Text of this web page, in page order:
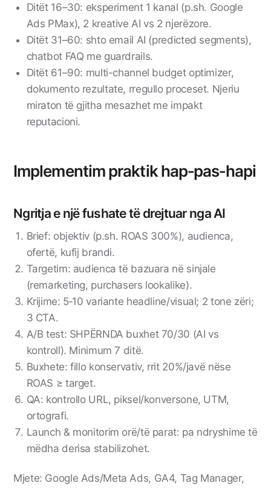
Ditët 16–30: eksperiment 1 kanal (p.sh. Google
Ads PMax), 2 kreative AI vs 2 njerëzore.
Ditët 31–60: shto email AI (predicted segments),
chatbot FAQ me guardrails.
Ditët 61–90: multi-channel budget optimizer,
dokumento rezultate, rregullo proceset. Njeriu
miraton të gjitha mesazhet me impakt
reputacioni.
Implementim praktik hap‑pas‑hapi
Ngritja e një fushate të drejtuar nga AI
Brief: objektiv (p.sh. ROAS 300%), audienca,
ofertë, kufij brandi.
Targetim: audienca të bazuara në sinjale
(remarketing, purchasers lookalike).
Krijime: 5‑10 variante headline/visual; 2 tone zëri;
3 CTA.
A/B test: SHPËRNDA buxhet 70/30 (AI vs
kontroll). Minimum 7 ditë.
Buxhete: fillo konservativ, rrit 20%/javë nëse
ROAS ≥ target.
QA: kontrollo URL, piksel/konversone, UTM,
ortografi.
Launch & monitorim orë/të parat: pa ndryshime të
mëdha derisa stabilizohet.
Mjete: Google Ads/Meta Ads, GA4, Tag Manager,